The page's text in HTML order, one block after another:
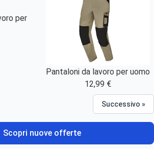
per
Pantaloni da lavoro per uomo
12,99 €
Successivo »
Scopri nuove offerte